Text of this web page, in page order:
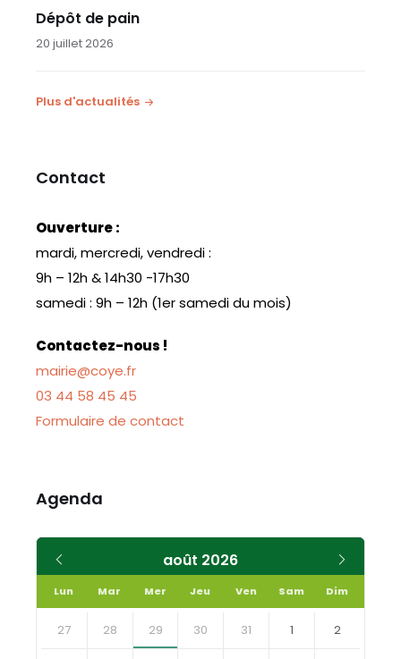
Dépôt de pain
20 juillet 2026
Plus d'actualités
Contact
Ouverture :
mardi, mercredi, vendredi :
9h – 12h & 14h30 -17h30
samedi : 9h – 12h (1er samedi du mois)
Contactez-nous !
mairie@coye.fr
03 44 58 45 45
Formulaire de contact
Agenda
août 2026
précédent
Lun Mar Mer Jeu Ven Sam Dim
Skip
calendar
27 28 29 30 31 1 2